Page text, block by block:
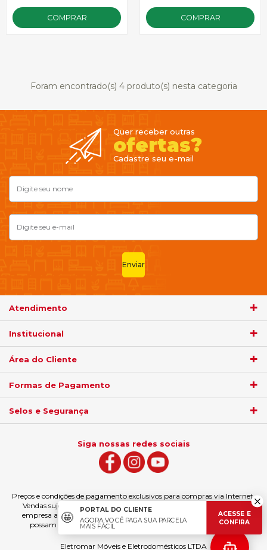
COMPRAR COMPRAR
Foram encontrado(s) 4produto(s) nesta categoria
Quer receber outras
ofertas?
Cadastre seu e-mail
Enviar
Atendimento
Institucional
Área do Cliente
Formas de Pagamento
Selos e Segurança
Siga nossas redes sociais
Preços e condições de pagamento exclusivos para compras via Internet.
Vendas sujeitas à análise e confirmação de dados. Fica garantida à
empresa a eventual retificação das ofertas e erros de digitação que
possam ter sido veiculados, podendo ser estornado a compra.
Eletromar Móveis e Eletrodomésticos LTDA
🤩
PORTAL DO CLIENTE
AGORA VOCÊ PAGA SUA PARCELA
MAIS FÁCIL
ACESSE E
CONFIRA